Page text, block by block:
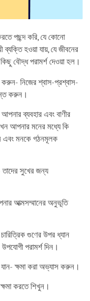
পছন্দ করি, যে কোনো
হওয়া যায়, যে জীবনের
বৌদ্ধ পরামর্শ দেওয়া হল।
করুন- নিজের শ্বাস-প্রশ্বাস-
করুন।
ব্যবহার এবং বাণীর
আপনার মনের মধ্যে কি
এবং মনকে গঠনমূলক
সুখের জন্য
আত্মসম্মানের অনুভূতি
গুণের উপর ধ্যান
পরামর্শ দিন।
ক্ষমা করা অভ্যাস করুন।
করতে শিখুন।